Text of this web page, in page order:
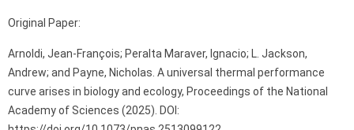
Original Paper:
Arnoldi, Jean-François; Peralta Maraver, Ignacio; L. Jackson,
Andrew; and Payne, Nicholas. A universal thermal performance
curve arises in biology and ecology, Proceedings of the National
Academy of Sciences (2025). DOI: